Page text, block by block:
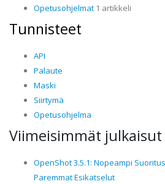
Opetusohjelmat 1 artikkeli
Tunnisteet
API
Palaute
Maski
Siirtymä
Opetusohjelma
Viimeisimmät julkaisut
OpenShot 3.5.1: Nopeampi
Paremmat Esikatselut